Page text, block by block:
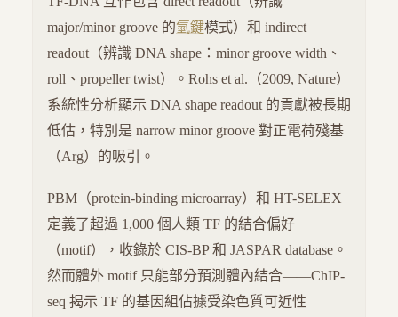
major/minor groove 的氫鍵模式）和 indirect
readout（辨識 DNA shape：minor groove width、
roll、propeller twist）。Rohs et al.（2009, Nature）
系統性分析顯示 DNA shape readout 的貢獻被長期
低估，特別是 narrow minor groove 對正電荷殘基
（Arg）的吸引。
PBM（protein-binding microarray）和 HT-SELEX
定義了超過 1,000 個人類 TF 的結合偏好
（motif），收錄於 CIS-BP 和 JASPAR database。
然而體外 motif 只能部分預測體內結合——ChIP-
seq 揭示 TF 的基因組佔據受染色質可近性